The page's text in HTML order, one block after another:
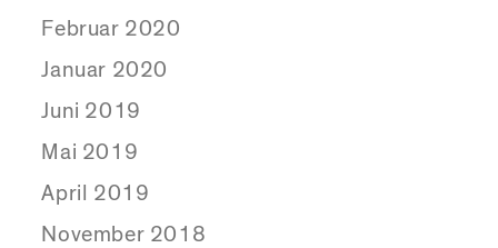
Februar 2020
Januar 2020
Juni 2019
Mai 2019
April 2019
November 2018